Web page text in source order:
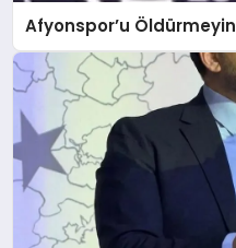
Afyonspor’u Öldürmeyin